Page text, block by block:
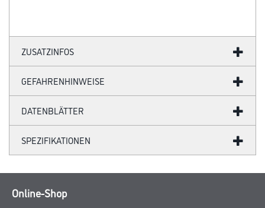
ZUSATZINFOS
GEFAHRENHINWEISE
DATENBLÄTTER
SPEZIFIKATIONEN
Online-Shop